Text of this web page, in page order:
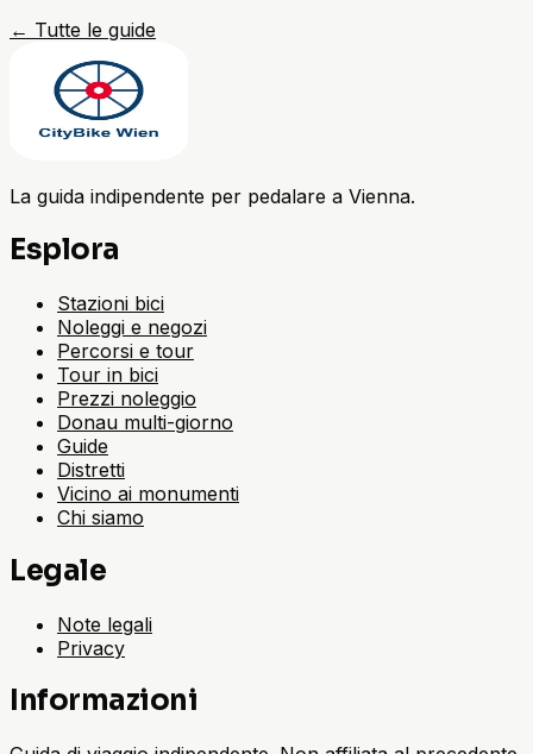
← Tutte le guide
La guida indipendente per pedalare a Vienna.
Esplora
Stazioni bici
Noleggi e negozi
Percorsi e tour
Tour in bici
Prezzi noleggio
Donau multi-giorno
Guide
Distretti
Vicino ai monumenti
Chi siamo
Legale
Note legali
Privacy
Informazioni